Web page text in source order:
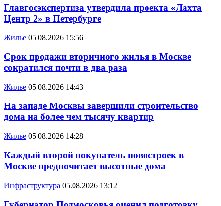
Главгосэкспертиза утвердила проекта «Лахта
Центр 2» в Петербурге
Жилье 05.08.2026 15:56
Срок продажи вторичного жилья в Москве
сократился почти в два раза
Жилье 05.08.2026 14:43
На западе Москвы завершили строительство
дома на более чем тысячу квартир
Жилье 05.08.2026 14:28
Каждый второй покупатель новостроек в
Москве предпочитает высотные дома
Инфраструктура 05.08.2026 13:12